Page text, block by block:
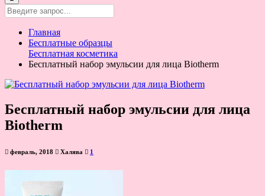
Главная
Бесплатные образцы
Бесплатная косметика
Бесплатный набор эмульсии для лица Biotherm
Бесплатный набор эмульсии для лица
Biotherm
февраль, 2018 Халява 1